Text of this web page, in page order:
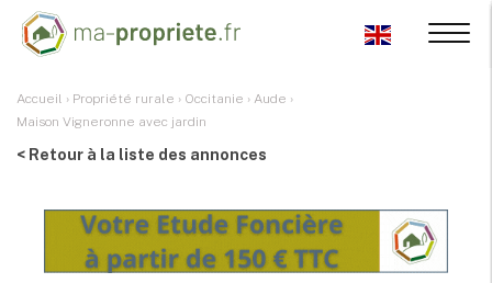
Accueil › Propriété rurale › Occitanie › Aude ›
Maison Vigneronne avec jardin
< Retour à la liste des annonces